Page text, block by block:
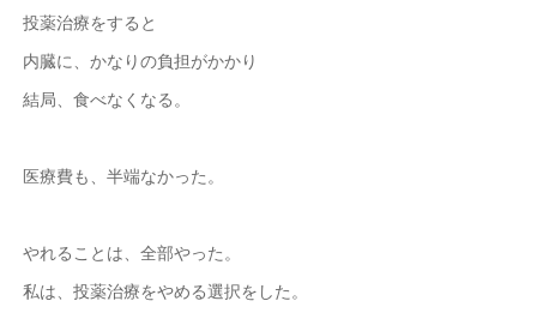
投薬治療をすると
内臓に、かなりの負担がかかり
結局、食べなくなる。
医療費も、半端なかった。
やれることは、全部やった。
私は、投薬治療をやめる選択をした。